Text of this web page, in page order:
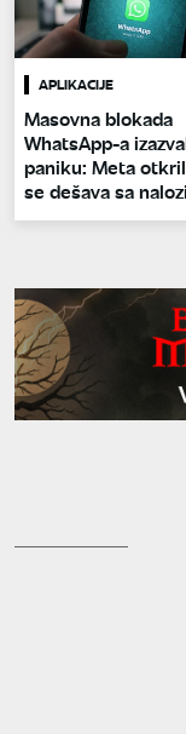
APLIKACIJE
Masovna blokada
WhatsApp-a
paniku: Meta
se dešava sa